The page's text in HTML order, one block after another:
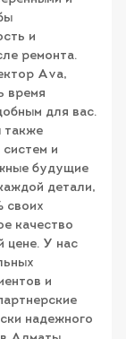
и
ремонта.
Ava,
время
для вас.
также
и
будущие
детали,
своих
качество
цене. У нас
и
надежного